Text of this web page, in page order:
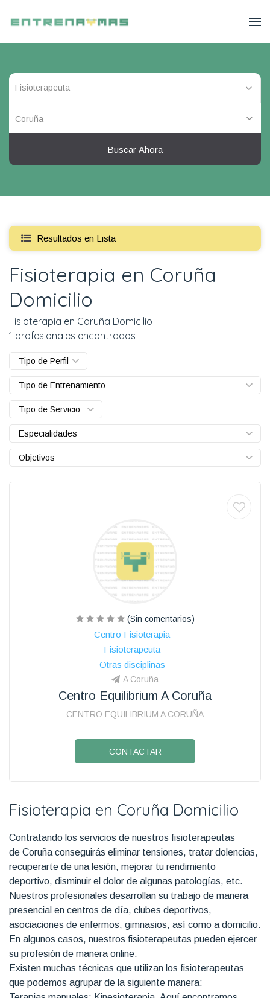
Coruña
Buscar Ahora
Resultados en Lista
Fisioterapia en Coruña
Domicilio
Fisioterapia en Coruña Domicilio
1 profesionales encontrados
Tipo de Perfil
Tipo de Entrenamiento
Tipo de Servicio
Especialidades
Objetivos
(Sin comentarios)
Centro Fisioterapia
Fisioterapeuta
Otras disciplinas
A Coruña
Centro Equilibrium A Coruña
CENTRO EQUILIBRIUM A CORUÑA
CONTACTAR
Fisioterapia en Coruña Domicilio
Contratando los servicios de nuestros fisioterapeutas
de Coruña conseguirás eliminar tensiones, tratar dolencias,
recuperarte de una lesión, mejorar tu rendimiento
deportivo, disminuir el dolor de algunas patologías, etc.
Nuestros profesionales desarrollan su trabajo de manera
presencial en centros de día, clubes deportivos,
asociaciones de enfermos, gimnasios, así como a domicilio.
En algunos casos, nuestros fisioterapeutas pueden ejercer
su profesión de manera online.
Existen muchas técnicas que utilizan los fisioterapeutas
que podemos agrupar de la siguiente manera: